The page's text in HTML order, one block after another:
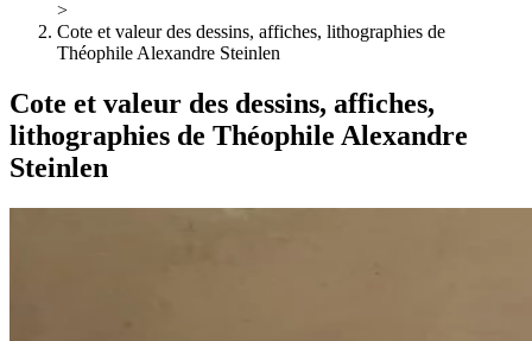
>
Cote et valeur des dessins, affiches, lithographies de
Théophile Alexandre Steinlen
Cote et valeur des dessins, affiches,
lithographies de Théophile Alexandre
Steinlen